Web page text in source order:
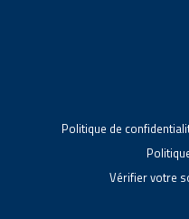
Politique de
Vérifier votre